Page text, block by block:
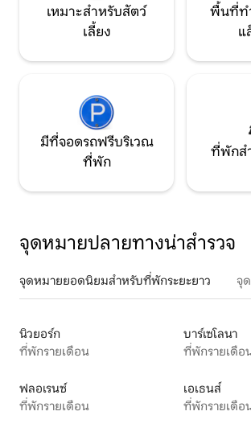
เหมาะสำหรับสัตว์
เลี้ยง
พื้นที่ท
แ
มีที่จอดรถฟรีบริเวณ
ที่พัก
ที่พักส
จุดหมายปลายทางน่าสำรวจ
จุดหมายยอดนิยมสำหรับที่พักระยะยาว จุ
นิวยอร์ก
ที่พักรายเดือน
บาร์เซโลนา
ที่พักรายเดือ
ฟลอเรนซ์
ที่พักรายเดือน
เอเธนส์
ที่พักรายเดือ